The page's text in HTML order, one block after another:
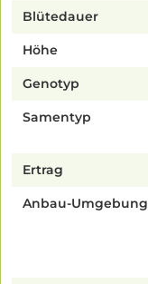
Blütedauer
Höhe
Genotyp
Samentyp
Ertrag
Anbau-Umgebung